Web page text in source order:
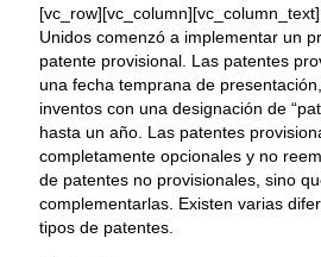
Unidos comenzó a implementar un
patente provisional. Las patentes
una fecha temprana de
inventos con una designación de
hasta un año. Las patentes
completamente opcionales y no
de patentes no provisionales, sino
complementarlas. Existen varias
tipos de patentes.